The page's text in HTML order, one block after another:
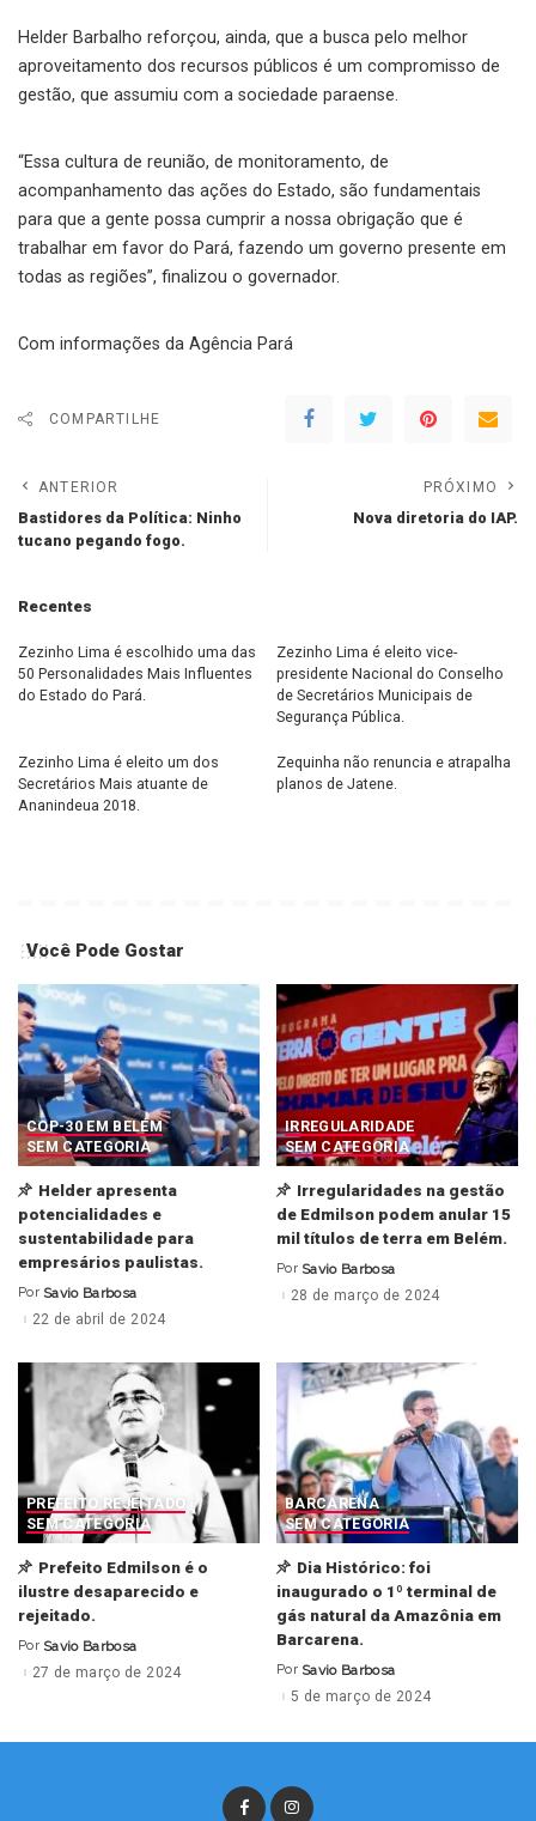
Helder Barbalho reforçou, ainda, que a busca pelo melhor
aproveitamento dos recursos públicos é um compromisso de
gestão, que assumiu com a sociedade paraense.
“Essa cultura de reunião, de monitoramento, de
acompanhamento das ações do Estado, são fundamentais
para que a gente possa cumprir a nossa obrigação que é
trabalhar em favor do Pará, fazendo um governo presente em
todas as regiões”, finalizou o governador.
Com informações da Agência Pará
COMPARTILHE
ANTERIOR
Bastidores da Política: Ninho
tucano pegando fogo.
PRÓXIMO
Nova diretoria do IAP.
Recentes
Zezinho Lima é escolhido uma das
50 Personalidades Mais Influentes
do Estado do Pará.
Zezinho Lima é eleito vice-
presidente Nacional do Conselho
de Secretários Municipais de
Segurança Pública.
Zezinho Lima é eleito um dos
Secretários Mais atuante de
Ananindeua 2018.
Zequinha não renuncia e atrapalha
planos de Jatene.
Você Pode Gostar
COP-30 EM BELÉM
SEM CATEGORIA
Helder apresenta
potencialidades e
sustentabilidade para
empresários paulistas.
Posted
by
Por Savio Barbosa
22 de abril de 2024
IRREGULARIDADE
SEM CATEGORIA
Irregularidades na gestão
de Edmilson podem anular 15
mil títulos de terra em Belém.
Posted
by
Por Savio Barbosa
28 de março de 2024
PREFEITO REJEITADO
SEM CATEGORIA
Prefeito Edmilson é o
ilustre desaparecido e
rejeitado.
Posted
by
Por Savio Barbosa
27 de março de 2024
BARCARENA
SEM CATEGORIA
Dia Histórico: foi
inaugurado o 1º terminal de
gás natural da Amazônia em
Barcarena.
Posted
by
Por Savio Barbosa
5 de março de 2024